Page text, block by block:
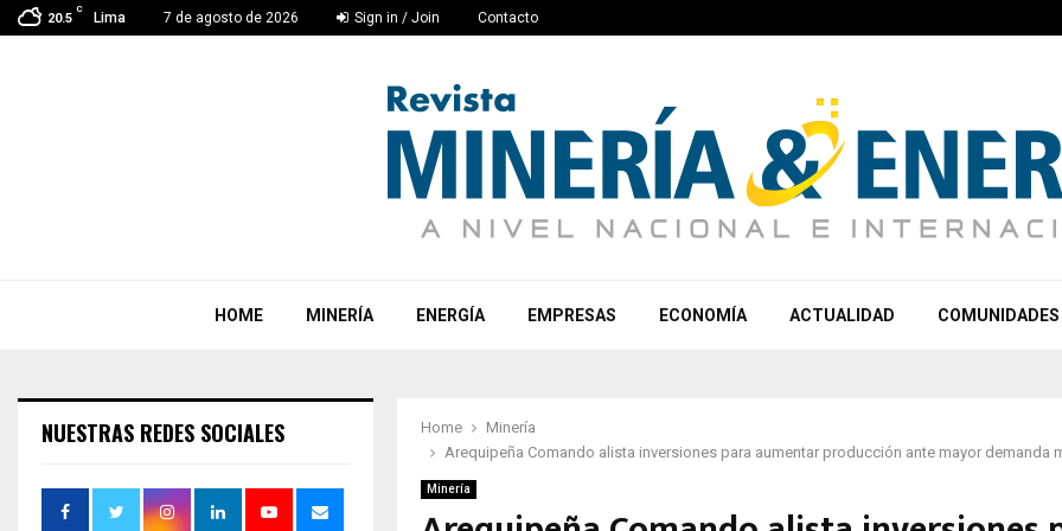
20.5
C
Lima 7 de agosto de 2026 Sign in / Join Contacto
HOME MINERÍA ENERGÍA EMPRESAS ECONOMÍA ACTUALIDAD COMUNIDADES
Home
Minería
Arequipeña Comando alista inversiones para aumentar producción ante mayor demanda
Minería
NUESTRAS REDES SOCIALES